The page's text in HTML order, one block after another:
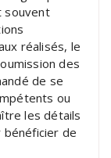
souvent
réalisés, le
des
de se
ou
les détails
de